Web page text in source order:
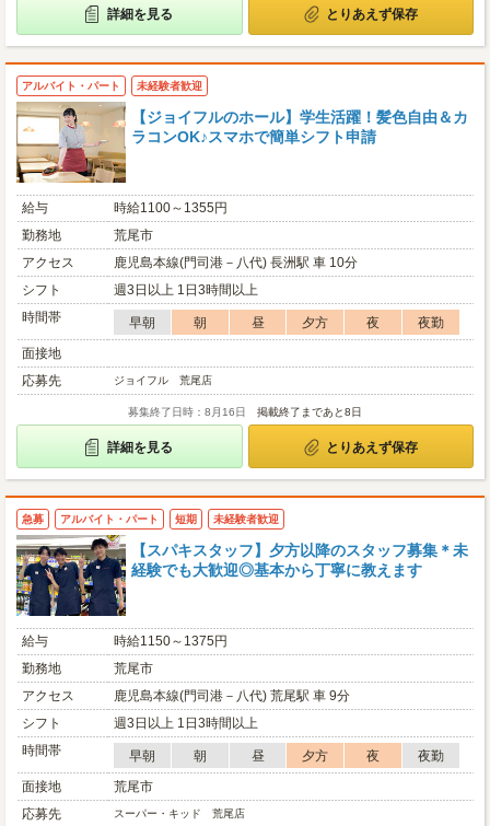
詳細を見る とりあえず保存
アルバイト・パート 未経験者歓迎
【ジョイフルのホール】学生活躍！髪色自由＆カ
ラコンOK♪スマホで簡単シフト申請
給与
時給1100～1355円
勤務地
荒尾市
アクセス
鹿児島本線(門司港－八代) 長洲駅 車 10分
シフト
週3日以上 1日3時間以上
時間帯
早朝 朝 昼 夕方 夜
夜勤
面接地
応募先
ジョイフル 荒尾店
募集終了日時：8月16日 掲載終了まであと8日
詳細を見る とりあえず保存
急募 アルバイト・パート 短期 未経験者歓迎
【スパキスタッフ】夕方以降のスタッフ募集＊未
経験でも大歓迎◎基本から丁寧に教えます
給与
時給1150～1375円
勤務地
荒尾市
アクセス
鹿児島本線(門司港－八代) 荒尾駅 車 9分
シフト
週3日以上 1日3時間以上
時間帯
早朝 朝 昼 夕方 夜
夜勤
面接地
荒尾市
応募先
スーパー・キッド 荒尾店